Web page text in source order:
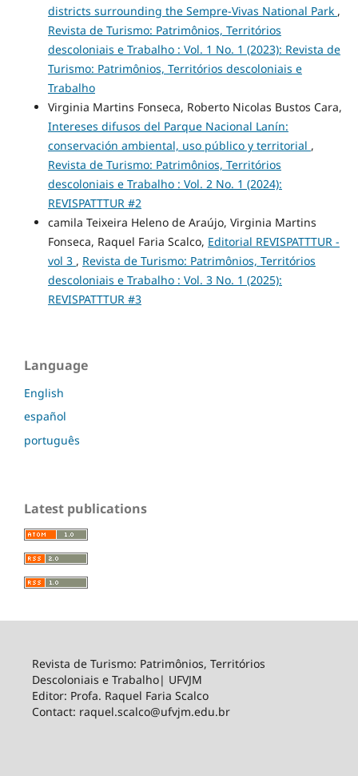
districts surrounding the Sempre-Vivas National Park ,
Revista de Turismo: Patrimônios, Territórios
descoloniais e Trabalho : Vol. 1 No. 1 (2023): Revista de
Turismo: Patrimônios, Territórios descoloniais e
Trabalho
Virginia Martins Fonseca, Roberto Nicolas Bustos Cara,
Intereses difusos del Parque Nacional Lanín:
conservación ambiental, uso público y territorial ,
Revista de Turismo: Patrimônios, Territórios
descoloniais e Trabalho : Vol. 2 No. 1 (2024):
REVISPATTTUR #2
camila Teixeira Heleno de Araújo, Virginia Martins
Fonseca, Raquel Faria Scalco, Editorial REVISPATTTUR -
vol 3 , Revista de Turismo: Patrimônios, Territórios
descoloniais e Trabalho : Vol. 3 No. 1 (2025):
REVISPATTTUR #3
Language
English
español
português
Latest publications
Revista de Turismo: Patrimônios, Territórios
Descoloniais e Trabalho| UFVJM
Editor: Profa. Raquel Faria Scalco
Contact: raquel.scalco@ufvjm.edu.br